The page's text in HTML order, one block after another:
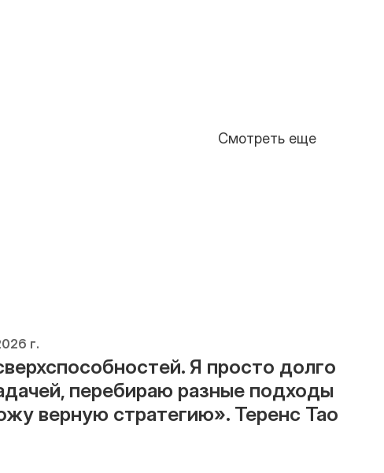
Смотреть еще
г.
Я просто долго
перебираю разные подходы
верную стратегию». Теренс Тао